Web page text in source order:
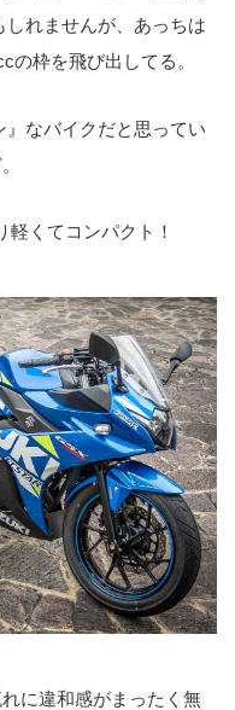
しれませんが、あっちは
枠を飛び出してる。
』なバイクだと思ってい
くてコンパクト！
に違和感がまったく無